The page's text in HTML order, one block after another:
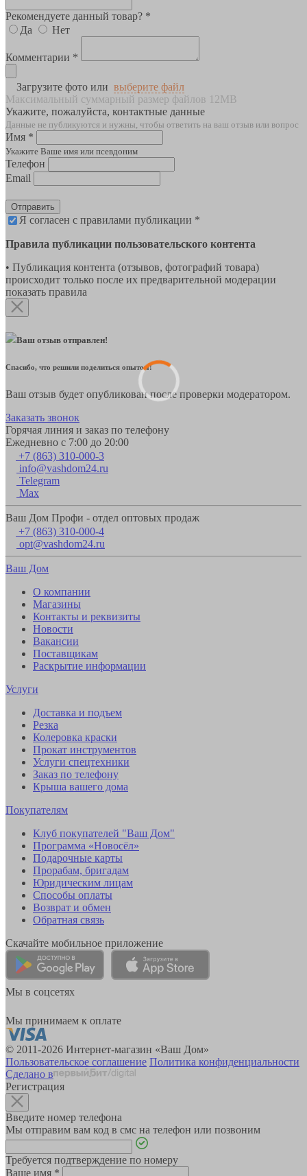
Рекомендуете данный товар? *
Да
Нет
Комментарии *
Загрузите фото или выберите файл
Максимальный суммарный размер файлов 12MB
Укажите, пожалуйста, контактные данные
Данные не публикуются и нужны, чтобы ответить на ваш отзыв или вопрос
Имя *
Укажите Ваше имя или псевдоним
Телефон
Email
Отправить
Я согласен с правилами публикации *
Правила публикации пользовательского контента
• Публикация контента (отзывов, фотографий товара)
происходит только после их предварительной модерации
показать правила
Ваш отзыв отправлен!
Спасибо, что решили поделиться опытом!
Ваш отзыв будет опубликован после проверки модератором.
Заказать звонок
Горячая линия и заказ по телефону
Ежедневно с 7:00 до 20:00
+7 (863) 310-000-3
info@vashdom24.ru
Telegram
Max
Ваш Дом Профи - отдел оптовых продаж
+7 (863) 310-000-4
opt@vashdom24.ru
Ваш Дом
О компании
Магазины
Контакты и реквизиты
Новости
Вакансии
Поставщикам
Раскрытие информации
Услуги
Доставка и подъем
Резка
Колеровка краски
Прокат инструментов
Услуги спецтехники
Заказ по телефону
Крыша вашего дома
Покупателям
Клуб покупателей "Ваш Дом"
Программа «Новосёл»
Подарочные карты
Прорабам, бригадам
Юридическим лицам
Способы оплаты
Возврат и обмен
Обратная связь
Скачайте мобильное приложение
Мы в соцсетях
Мы принимаем к оплате
© 2011-2026 Интернет-магазин «Ваш Дом»
Пользовательское соглашение Политика конфиденциальности
Сделано в
Регистрация
Введите номер телефона
Мы отправим вам код в смс на телефон или позвоним
Требуется подтверждение по номеру
Ваше имя *